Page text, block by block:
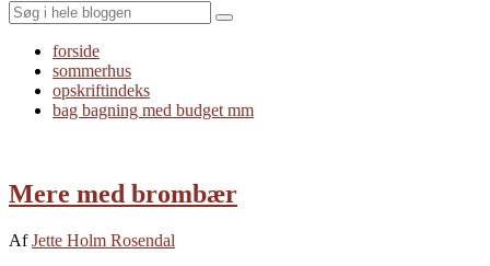
Search
forside
sommerhus
opskriftindeks
bag bagning med budget mm
Mere med brombær
AfJette Holm Rosendal